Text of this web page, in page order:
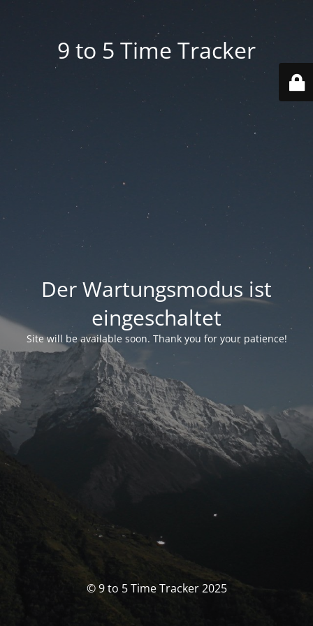
9 to 5 Time Tracker
Der Wartungsmodus ist
eingeschaltet
Site will be available soon. Thank you for your patience!
© 9 to 5 Time Tracker 2025